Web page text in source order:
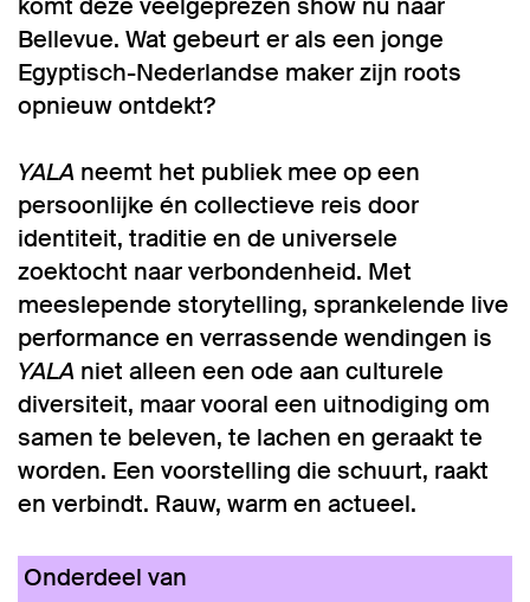
Bellevue. Wat gebeurt er als een jonge
Egyptisch-Nederlandse maker zijn roots
opnieuw ontdekt?
YALA neemt het publiek mee op een
persoonlijke én collectieve reis door
identiteit, traditie en de universele
zoektocht naar verbondenheid. Met
meeslepende storytelling, sprankelende live
performance en verrassende wendingen is
YALA niet alleen een ode aan culturele
diversiteit, maar vooral een uitnodiging om
samen te beleven, te lachen en geraakt te
worden. Een voorstelling die schuurt, raakt
en verbindt. Rauw, warm en actueel.
Onderdeel van